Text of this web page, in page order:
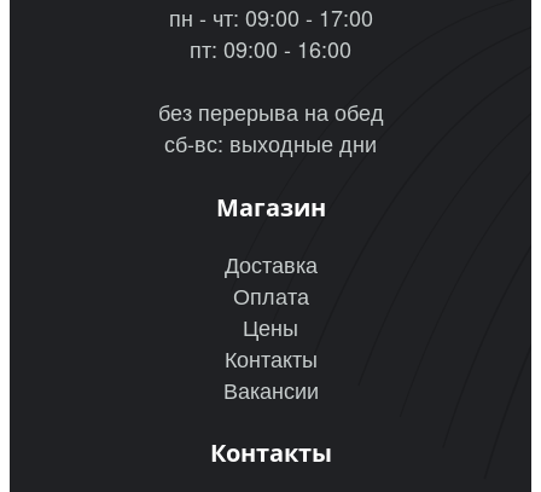
пн - чт: 09:00 - 17:00
пт: 09:00 - 16:00
без перерыва на обед
сб-вс: выходные дни
Магазин
Доставка
Оплата
Цены
Контакты
Вакансии
Контакты